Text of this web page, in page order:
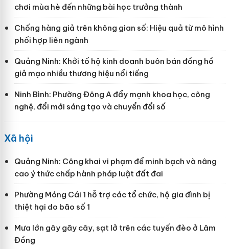
chơi mùa hè đến những bài học trưởng thành
Chống hàng giả trên không gian số: Hiệu quả từ mô hình
phối hợp liên ngành
Quảng Ninh: Khởi tố hộ kinh doanh buôn bán đồng hồ
giả mạo nhiều thương hiệu nổi tiếng
Ninh Bình: Phường Đông A đẩy mạnh khoa học, công
nghệ, đổi mới sáng tạo và chuyển đổi số
Xã hội
Quảng Ninh: Công khai vi phạm để minh bạch và nâng
cao ý thức chấp hành pháp luật đất đai
Phường Móng Cái 1 hỗ trợ các tổ chức, hộ gia đình bị
thiệt hại do bão số 1
Mưa lớn gây gãy cây, sạt lở trên các tuyến đèo ở Lâm
Đồng